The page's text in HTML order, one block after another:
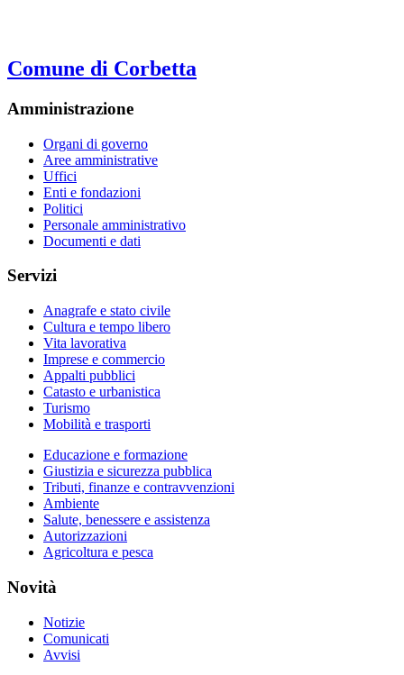
Comune di Corbetta
Amministrazione
Organi di governo
Aree amministrative
Uffici
Enti e fondazioni
Politici
Personale amministrativo
Documenti e dati
Servizi
Anagrafe e stato civile
Cultura e tempo libero
Vita lavorativa
Imprese e commercio
Appalti pubblici
Catasto e urbanistica
Turismo
Mobilità e trasporti
Educazione e formazione
Giustizia e sicurezza pubblica
Tributi, finanze e contravvenzioni
Ambiente
Salute, benessere e assistenza
Autorizzazioni
Agricoltura e pesca
Novità
Notizie
Comunicati
Avvisi